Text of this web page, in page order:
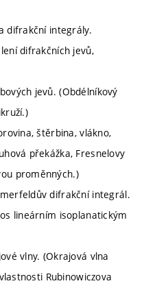
difrakční integrály.
difrakčních jevů,
jevů. (Obdélníkový
štěrbina, vlákno,
překážka, Fresnelovy
proměnných.)
difrakční integrál.
lineárním isoplanatickým
vlny. (Okrajová vlna
Rubinowiczova